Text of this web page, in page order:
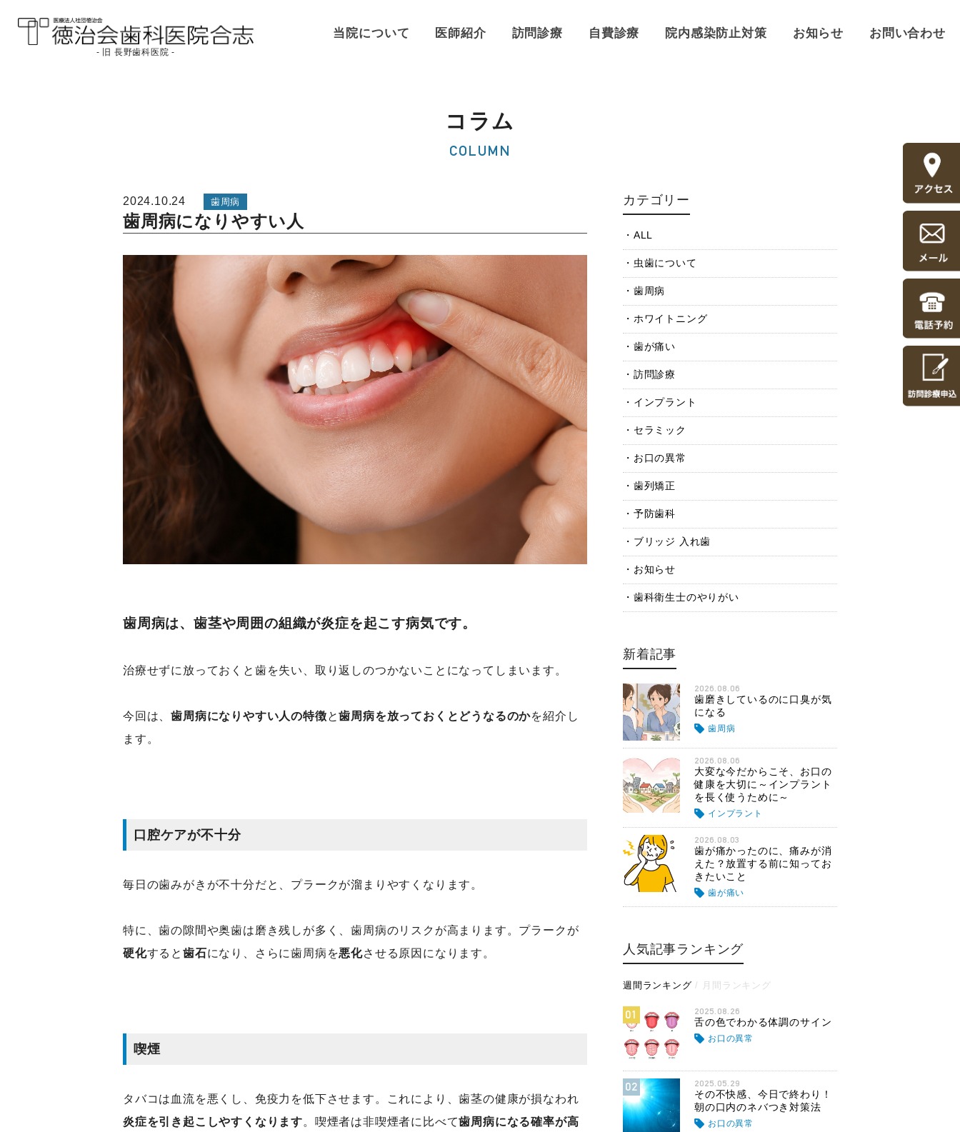
医療法人社団徳治会
- 旧 長野歯科医院 -
当院について 医師紹介 訪問診療 自費診療 院内感染防止対策 お知らせ お問い合わせ
コラム
COLUMN
2024.10.24 歯周病
歯周病になりやすい人
歯周病は、歯茎や周囲の組織が炎症を起こす病気です。
治療せずに放っておくと歯を失い、取り返しのつかないことになってしまいます。
今回は、歯周病になりやすい人の特徴と歯周病を放っておくとどうなるのかを紹介し
ます。
口腔ケアが不十分
毎日の歯みがきが不十分だと、プラークが溜まりやすくなります。
特に、歯の隙間や奥歯は磨き残しが多く、歯周病のリスクが高まります。プラークが
硬化すると歯石になり、さらに歯周病を悪化させる原因になります。
喫煙
タバコは血流を悪くし、免疫力を低下させます。これにより、歯茎の健康が損なわれ
炎症を引き起こしやすくなります。喫煙者は非喫煙者に比べて歯周病になる確率が高
カテゴリー
ALL
虫歯について
歯周病
ホワイトニング
歯が痛い
訪問診療
インプラント
セラミック
お口の異常
歯列矯正
予防歯科
ブリッジ 入れ歯
お知らせ
歯科衛生士のやりがい
新着記事
2026.08.06
歯磨きしているのに口臭が気
になる
歯周病
2026.08.06
大変な今だからこそ、お口の
健康を大切に～インプラント
を長く使うために～
インプラント
2026.08.03
歯が痛かったのに、痛みが消
えた？放置する前に知ってお
きたいこと
歯が痛い
人気記事ランキング
週間ランキング 月間ランキング
01 2025.08.26
舌の色でわかる体調のサイン
お口の異常
02 2025.05.29
その不快感、今日で終わり！
朝の口内のネバつき対策法
お口の異常